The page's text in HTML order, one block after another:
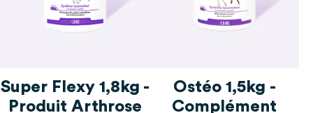
Super Flexy 1,8kg -
Produit Arthrose
Ostéo 1,5kg -
Complément